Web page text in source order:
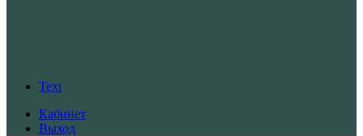
Text
Кабинет
Выход